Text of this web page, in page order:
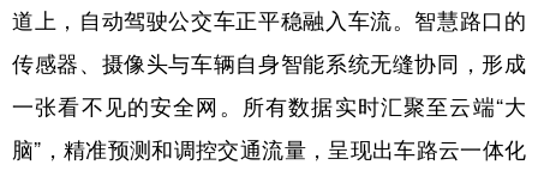
道上，自动驾驶公交车正平稳融入车流。智慧路口的
传感器、摄像头与车辆自身智能系统无缝协同，形成
一张看不见的安全网。所有数据实时汇聚至云端“大
脑”，精准预测和调控交通流量，呈现出车路云一体化